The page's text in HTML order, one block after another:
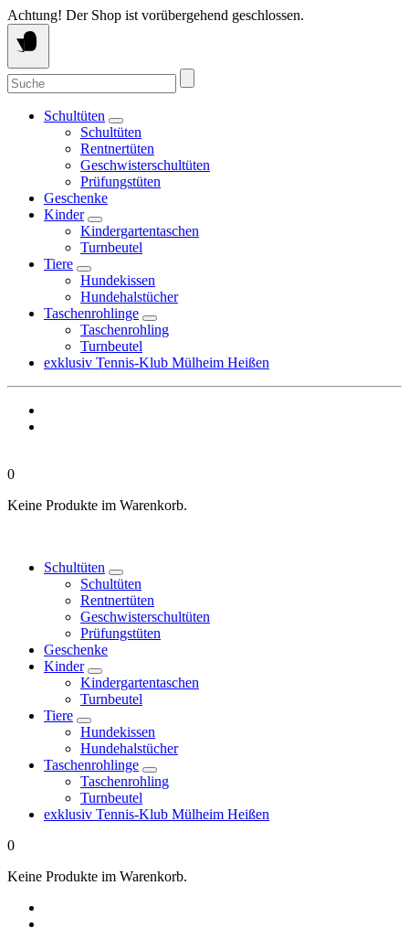
Springe
zum
Inhalt
Achtung! Der Shop ist vorübergehend geschlossen.
Suche
nach:
Schultüten
Schultüten
Rentnertüten
Geschwisterschultüten
Prüfungstüten
Geschenke
Kinder
Kindergartentaschen
Turnbeutel
Tiere
Hundekissen
Hundehalstücher
Taschenrohlinge
Taschenrohling
Turnbeutel
exklusiv Tennis-Klub Mülheim Heißen
0
Keine Produkte im Warenkorb.
Schultüten
Schultüten
Rentnertüten
Geschwisterschultüten
Prüfungstüten
Geschenke
Kinder
Kindergartentaschen
Turnbeutel
Tiere
Hundekissen
Hundehalstücher
Taschenrohlinge
Taschenrohling
Turnbeutel
exklusiv Tennis-Klub Mülheim Heißen
0
Keine Produkte im Warenkorb.